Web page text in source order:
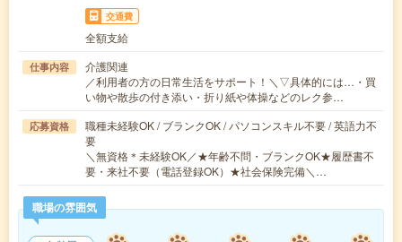
交通費
全額支給
仕事内容
介護関連
／利用者の方の日常生活をサポート！＼▽具体的には…・買
い物や散歩の付き添い・折り紙や体操などのレク参…
応募資格
職種未経験OK / ブランクOK / パソコンスキル不要 / 英語力不
要
＼無資格＊未経験OK／★年齢不問・ブランクOK★履歴書不
要・来社不要（電話登録OK）★社会保険完備＼…
職場の雰囲気